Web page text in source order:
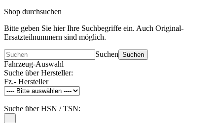
Shop durchsuchen
Bitte geben Sie hier Ihre Suchbegriffe ein. Auch Original-
Ersatzteilnummern sind möglich.
Suchen Suchen
Fahrzeug-Auswahl
Suche über Hersteller:
Fz.- Hersteller
Suche über HSN / TSN: